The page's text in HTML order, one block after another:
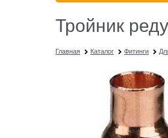
Тройник
Главная Каталог Фитинги